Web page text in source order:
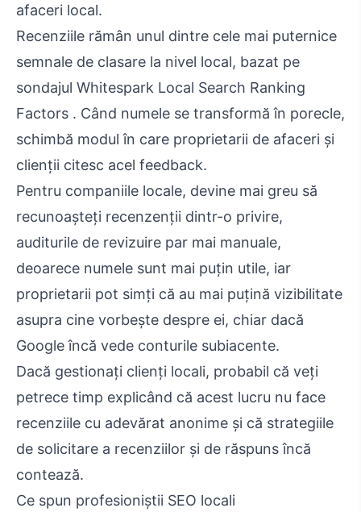
afaceri local.
Recenziile rămân unul dintre cele mai puternice
semnale de clasare la nivel local, bazat pe
sondajul Whitespark Local Search Ranking
Factors . Când numele se transformă în porecle,
schimbă modul în care proprietarii de afaceri și
clienții citesc acel feedback.
Pentru companiile locale, devine mai greu să
recunoașteți recenzenții dintr-o privire,
auditurile de revizuire par mai manuale,
deoarece numele sunt mai puțin utile, iar
proprietarii pot simți că au mai puțină vizibilitate
asupra cine vorbește despre ei, chiar dacă
Google încă vede conturile subiacente.
Dacă gestionați clienți locali, probabil că veți
petrece timp explicând că acest lucru nu face
recenziile cu adevărat anonime și că strategiile
de solicitare a recenziilor și de răspuns încă
contează.
Ce spun profesioniștii SEO locali